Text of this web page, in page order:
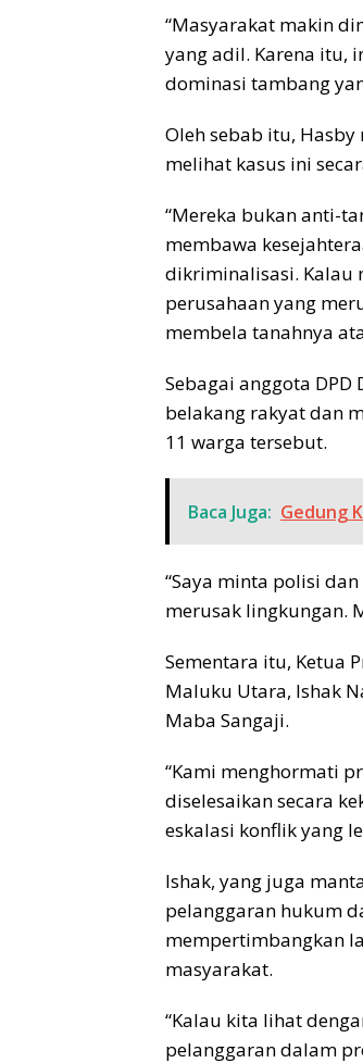
“Masyarakat makin
yang adil. Karena itu,
dominasi tambang
Oleh sebab itu,
melihat kasus ini
“Mereka bukan anti-
membawa
dikriminalisasi. Kalau
perusahaan yang
membela tanahnya
Sebagai anggota
belakang rakyat dan
11 warga tersebut.
Baca Juga: Gedung
“Saya minta polisi
merusak lingkungan.
Sementara itu, Ketua
Maluku Utara, Ishak
Maba Sangaji.
“Kami menghormati
diselesaikan secara
eskalasi konflik yang
Ishak, yang juga
pelanggaran hukum
mempertimbangkan
masyarakat.
“Kalau kita lihat
pelanggaran dalam